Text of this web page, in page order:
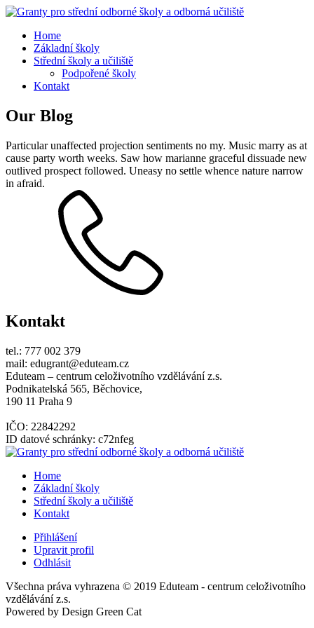
Home
Základní školy
Střední školy a učiliště
Podpořené školy
Kontakt
Our Blog
Particular unaffected projection sentiments no my. Music marry as at
cause party worth weeks. Saw how marianne graceful dissuade new
outlived prospect followed. Uneasy no settle whence nature narrow
in afraid.
Kontakt
tel.: 777 002 379
mail: edugrant@eduteam.cz
Eduteam – centrum celoživotního vzdělávání z.s.
Podnikatelská 565, Běchovice,
190 11 Praha 9
IČO: 22842292
ID datové schránky: c72nfeg
Home
Základní školy
Střední školy a učiliště
Kontakt
Přihlášení
Upravit profil
Odhlásit
Všechna práva vyhrazena © 2019 Eduteam - centrum celoživotního
vzdělávání z.s.
Powered by Design Green Cat